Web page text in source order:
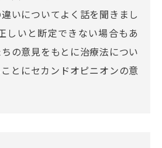
いについてよく話を聞きまし
しいと断定できない場合もあ
の意見をもとに治療法につい
とにセカンドオピニオンの意